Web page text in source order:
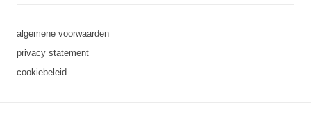
algemene voorwaarden
privacy statement
cookiebeleid